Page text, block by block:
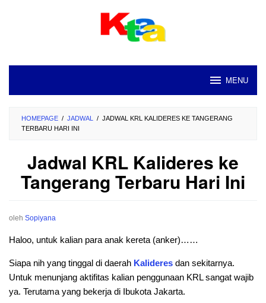
MENU
HOMEPAGE / JADWAL / JADWAL KRL KALIDERES KE TANGERANG
TERBARU HARI INI
Jadwal KRL Kalideres ke
Tangerang Terbaru Hari Ini
oleh Sopiyana
Haloo, untuk kalian para anak kereta (anker)……
Siapa nih yang tinggal di daerah Kalideres dan sekitarnya.
Untuk menunjang aktifitas kalian penggunaan KRL sangat wajib
ya. Terutama yang bekerja di Ibukota Jakarta.